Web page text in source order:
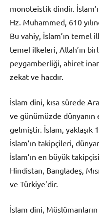
monoteistik dindir.
Hz. Muhammed, 610
Bu vahiy, İslam’ın temel
temel ilkeleri, Allah’ın
peygamberliği, ahiret
zekat ve hacdır.
İslam dini, kısa sürede
ve günümüzde
gelmiştir. İslam, yaklaşık
İslam’ın takipçileri,
İslam’ın en büyük
Hindistan, Bangladeş,
ve Türkiye’dir.
İslam dini,